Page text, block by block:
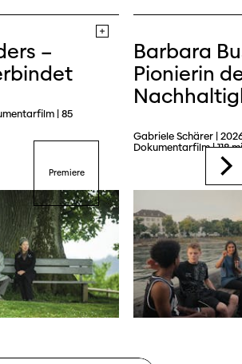
–
| 85
Premiere
Barbara
Pionierin
Gabriele Schärer |
Dokumentarfilm | 118